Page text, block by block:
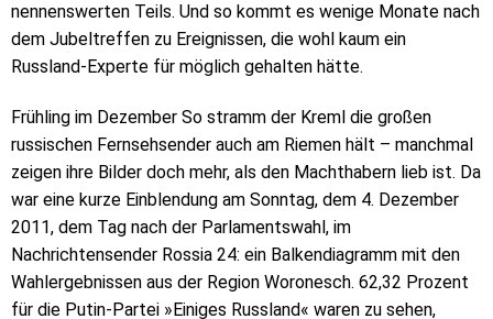
nennenswerten Teils. Und so kommt es wenige Monate nach
dem Jubeltreffen zu Ereignissen, die wohl kaum ein
Russland-Experte für möglich gehalten hätte.
Frühling im Dezember So stramm der Kreml die großen
russischen Fernsehsender auch am Riemen hält – manchmal
zeigen ihre Bilder doch mehr, als den Machthabern lieb ist. Da
war eine kurze Einblendung am Sonntag, dem 4. Dezember
2011, dem Tag nach der Parlamentswahl, im
Nachrichtensender Rossia 24: ein Balkendiagramm mit den
Wahlergebnissen aus der Region Woronesch. 62,32 Prozent
für die Putin-Partei »Einiges Russland« waren zu sehen,